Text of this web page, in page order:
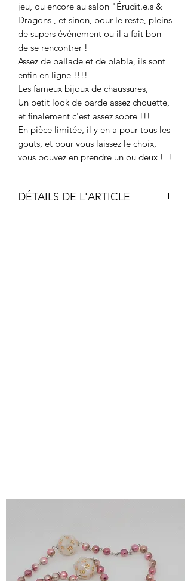
jeu, ou encore au salon "Érudit.e.s &
Dragons , et sinon, pour le reste, pleins
de supers événement ou il a fait bon
de se rencontrer !
Assez de ballade et de blabla, ils sont
enfin en ligne !!!!
Les fameux bijoux de chaussures,
Un petit look de barde assez chouette,
et finalement c'est assez sobre !!!
En pièce limitée, il y en a pour tous les
gouts, et pour vous laissez le choix,
vous pouvez en prendre un ou deux ! !
DÉTAILS DE L'ARTICLE